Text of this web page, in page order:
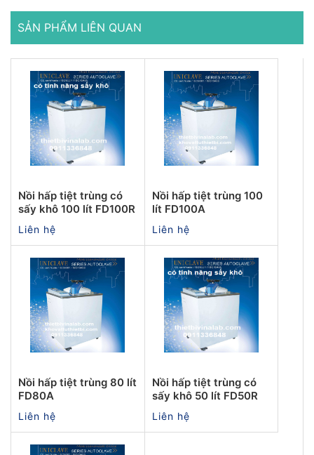
SẢN PHẨM LIÊN QUAN
Nồi hấp tiệt trùng có
sấy khô 100 lít FD100R
Liên hệ
Nồi hấp tiệt trùng 100
lít FD100A
Liên hệ
Nồi hấp tiệt trùng 80 lít
FD80A
Liên hệ
Nồi hấp tiệt trùng có
sấy khô 50 lít FD50R
Liên hệ